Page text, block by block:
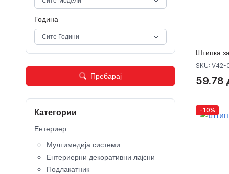
Година
Пребарај
Категории
Ентериер
Мултимедија системи
Ентериерни декоративни лајсни
Подлакатник
Штипка
SKU:
59.78
-10%